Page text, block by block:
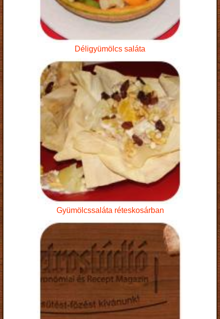
Déligyümölcs saláta
Gyümölcssaláta réteskosárban